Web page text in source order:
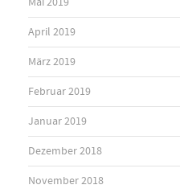
April 2019
März 2019
Februar 2019
Januar 2019
Dezember 2018
November 2018